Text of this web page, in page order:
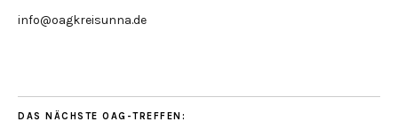
info@oagkreisunna.de
DAS NÄCHSTE OAG-TREFFEN: